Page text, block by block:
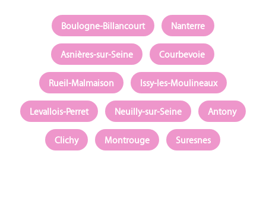
Boulogne-Billancourt
Nanterre
Asnières-sur-Seine
Courbevoie
Rueil-Malmaison
Issy-les-Moulineaux
Levallois-Perret
Neuilly-sur-Seine
Antony
Clichy
Montrouge Suresnes